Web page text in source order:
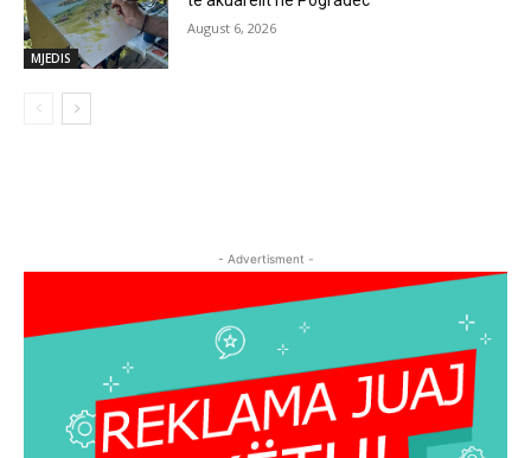
MJEDIS
August 6, 2026
- Advertisment -